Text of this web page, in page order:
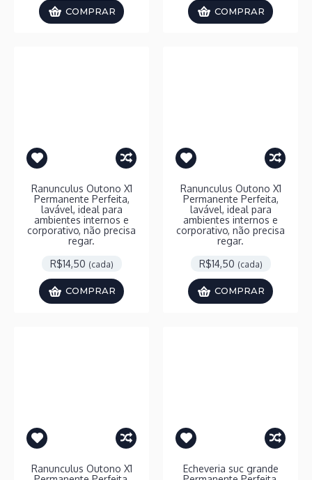
COMPRAR COMPRAR
Ranunculus Outono X1
Permanente Perfeita,
lavável, ideal para
ambientes internos e
corporativo, não precisa
regar.
R$14,50 (cada)
COMPRAR
Ranunculus Outono X1
Permanente Perfeita,
lavável, ideal para
ambientes internos e
corporativo, não precisa
regar.
R$14,50 (cada)
COMPRAR
Ranunculus Outono X1
Echeveria suc grande